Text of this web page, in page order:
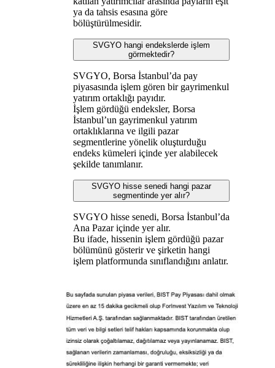
ya da tahsis esasına göre
bölüştürülmesidir.
SVGYO hangi endekslerde işlem
görmektedir?
SVGYO, Borsa İstanbul’da pay
piyasasında işlem gören bir gayrimenkul
yatırım ortaklığı payıdır.
İşlem gördüğü endeksler, Borsa
İstanbul’un gayrimenkul yatırım
ortaklıklarına ve ilgili pazar
segmentlerine yönelik oluşturduğu
endeks kümeleri içinde yer alabilecek
şekilde tanımlanır.
SVGYO hisse senedi hangi pazar
segmentinde yer alır?
SVGYO hisse senedi, Borsa İstanbul’da
Ana Pazar içinde yer alır.
Bu ifade, hissenin işlem gördüğü pazar
bölümünü gösterir ve şirketin hangi
işlem platformunda sınıflandığını anlatır.